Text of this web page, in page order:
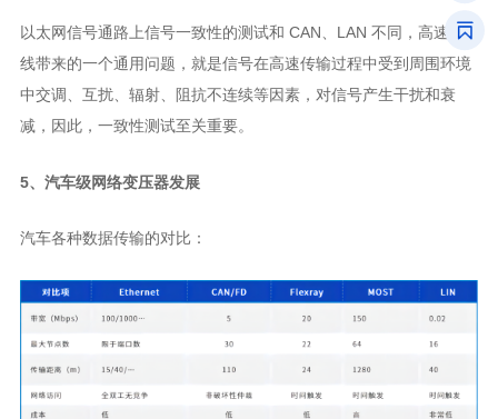
减，因此，一致性测试至关重要。
5、汽车级网络变压器发展
汽车各种数据传输的对比：